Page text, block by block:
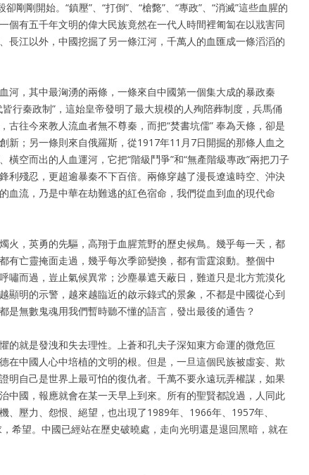
祭祀時代
東西傳統
浩氣長流時期
重病時期
王康先生骨灰墓葬
百人圖
剛剛開始。“鎮壓”、“打倒”、“槍斃”、“專政”、“消滅”這些血腥的
個有五千年文明的偉大民族竟然在一代人時間裡匍匐在以戕害同
長江以外，中國挖掘了另一條江河，千萬人的血匯成一條滔滔的
河，其中最洶湧的兩條，一條來自中國第一個集大成的暴政秦
行秦政制”，這始皇帝發明了最大規模的人殉陪葬制度，兵馬俑
古往今來教人流血者無不尊秦，而把“焚書坑儒” 奉為天條，卻是
新；另一條則來自俄羅斯，從1917年11月7日開掘的那條人血之
橫空而出的人血運河，它把“階級鬥爭”和“無產階級專政”兩把刀子
利殘忍，更超逾暴秦不下百倍。兩條穿越了漫長遼遠時空、沖決
血流，乃是中華在劫難逃的紅色宿命，我們從血到血的現代命
火，英勇的先驅，高翔于血腥荒野的歷史候鳥。幾乎每一天，都
有亡靈掩面走過，幾乎每次季節變換，都有雷霆滾動。整個中
嘯而過，豈止氣候異常；沙塵暴遮天蔽日，難道只是北方荒漠化
顯明的示警，越來越臨近的啟示錄式的景象，不都是中國從心到
是無數鬼魂用我們暫時聽不懂的語言，發出最後的通告？
的就是發洩和失去理性。上蒼和孔夫子深知東方命運的微危叵
在中國人心中培植的文明的根。但是，一旦這個民族被虛妄、欺
明自己是世界上最可怕的復仇者。千萬不要永遠玩弄權謀，如果
中國，報應就會在某一天早上到來。所有的聖賢都說過，人同此
、壓力、怨恨、絕望，也出現了1989年、1966年、1957年、
希望。中國已經站在歷史破曉處，走向光明還是退回黑暗，就在